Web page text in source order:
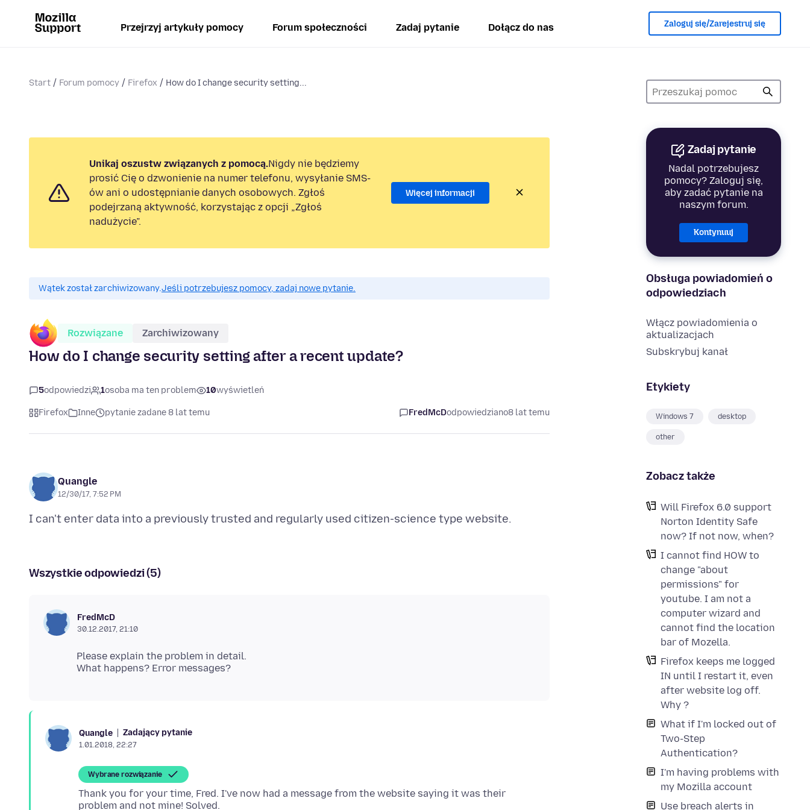
Przejrzyj artykuły pomocy Forum społeczności Zadaj pytanie Dołącz do nas Zaloguj się/Zarejestruj się
Start Forum pomocy Firefox How do I change security setting...
Zadaj pytanie
Nadal potrzebujesz
pomocy? Zaloguj się,
aby zadać pytanie na
naszym forum.
Kontynuuj
Obsługa powiadomień o
odpowiedziach
Włącz powiadomienia o
aktualizacjach
Subskrybuj kanał
Etykiety
Windows 7 desktop
other
Zobacz także
Will Firefox 6.0 support
Norton Identity Safe
now? If not now, when?
I cannot find HOW to
change "about
permissions" for
youtube. I am not a
computer wizard and
cannot find the location
bar of Mozella.
Firefox keeps me logged
IN until I restart it, even
after website log off.
Why ?
What if I'm locked out of
Two-Step
Authentication?
I'm having problems with
my Mozilla account
Use breach alerts in
Unikaj oszustw związanych z pomocą.Nigdy nie będziemy
prosić Cię o dzwonienie na numer telefonu, wysyłanie SMS-
ów ani o udostępnianie danych osobowych. Zgłoś
podejrzaną aktywność, korzystając z opcji „Zgłoś
nadużycie”.
Więcej informacji
Wątek został zarchiwizowany.Jeśli potrzebujesz pomocy, zadaj nowe pytanie.
Rozwiązane Zarchiwizowany
How do I change security setting after a recent update?
5odpowiedzi 1osoba ma ten problem 10wyświetleń
Firefox Inne pytanie zadane 8 lat temu FredMcDodpowiedziano8 lat temu
Quangle
12/30/17, 7:52 PM
Wszystkie odpowiedzi (5)
FredMcD
30.12.2017, 21:10
Please explain the problem in detail.
Quangle Zadający pytanie
1.01.2018, 22:27
Wybrane rozwiązanie
Thank you for your time, Fred. I've now had a message from the website saying it was their